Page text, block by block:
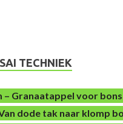
TECHNIEK
– Granaatappel voor
dode tak naar klomp